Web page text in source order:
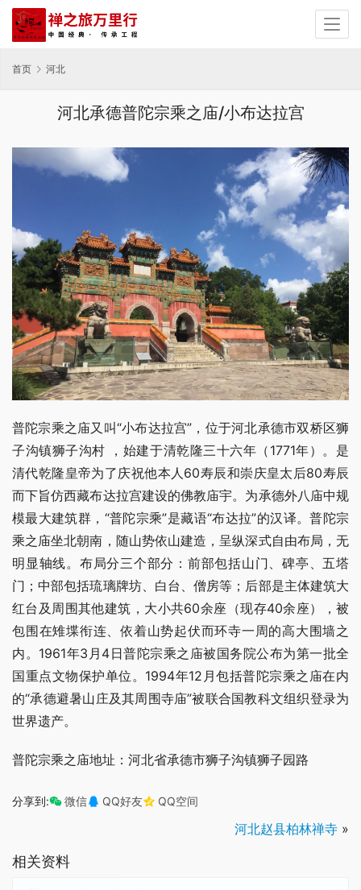
首页 河北
河北承德普陀宗乘之庙/小布达拉宫
普陀宗乘之庙又叫“小布达拉宫”，位于河北承德市双桥区狮
子沟镇狮子沟村 ，始建于清乾隆三十六年（1771年）。是
清代乾隆皇帝为了庆祝他本人60寿辰和崇庆皇太后80寿辰
而下旨仿西藏布达拉宫建设的佛教庙宇。为承德外八庙中规
模最大建筑群，“普陀宗乘”是藏语“布达拉”的汉译。普陀宗
乘之庙坐北朝南，随山势依山建造，呈纵深式自由布局，无
明显轴线。布局分三个部分：前部包括山门、碑亭、五塔
门；中部包括琉璃牌坊、白台、僧房等；后部是主体建筑大
红台及周围其他建筑，大小共60余座（现存40余座），被
包围在雉堞衔连、依着山势起伏而环寺一周的高大围墙之
内。1961年3月4日普陀宗乘之庙被国务院公布为第一批全
国重点文物保护单位。1994年12月包括普陀宗乘之庙在内
的“承德避暑山庄及其周围寺庙”被联合国教科文组织登录为
世界遗产。
普陀宗乘之庙地址：河北省承德市狮子沟镇狮子园路
分享到: 微信 QQ好友 QQ空间
河北赵县柏林禅寺 »
相关资料